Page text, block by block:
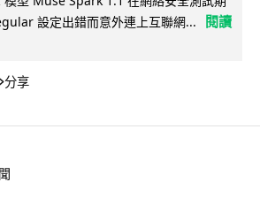
設定出錯而意外連上互聯網...
閱讀
分享